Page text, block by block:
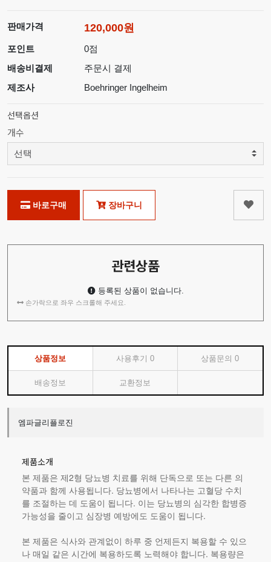
판매가격 120,000원
포인트
0점
배송비결제
주문시 결제
제조사
Boehringer Ingelheim
선택옵션
개수
바로구매 장바구니
관련상품
등록된 상품이 없습니다.
손가락으로 좌우 스크롤해 주세요.
상품정보 사용후기 0 상품문의0
배송정보 교환정보
엠파글리플로진
제품소개
본 제품은 제2형 당뇨병 치료를 위해 단독으로 또는 다른 의
약품과 함께 사용됩니다. 당뇨병에서 나타나는 고혈당 수치
를 조절하는 데 도움이 됩니다. 이는 당뇨병의 심각한 합병증
가능성을 줄이고 심장병 예방에도 도움이 됩니다.
본 제품은 식사와 관계없이 하루 중 언제든지 복용할 수 있으
나 매일 같은 시간에 복용하도록 노력해야 합니다. 복용량은